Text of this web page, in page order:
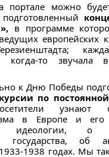
портале можно
в программе
европейских
когда-то звучала
к Дню Победы
по
узнают
в Европе и
идеологии, о
государства, об
1938 годах. Мы